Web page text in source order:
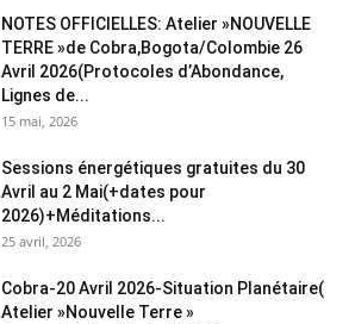
NOTES OFFICIELLES: Atelier »NOUVELLE
TERRE »de Cobra,Bogota/Colombie 26
Avril 2026(Protocoles d’Abondance,
Lignes de...
15 mai, 2026
Sessions énergétiques gratuites du 30
Avril au 2 Mai(+dates pour
2026)+Méditations...
25 avril, 2026
Cobra-20 Avril 2026-Situation Planétaire(
Atelier »Nouvelle Terre »